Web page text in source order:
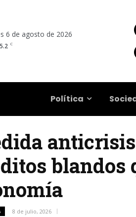
6 de agosto de 2026
C
Política
blandos
8 de julio, 2026